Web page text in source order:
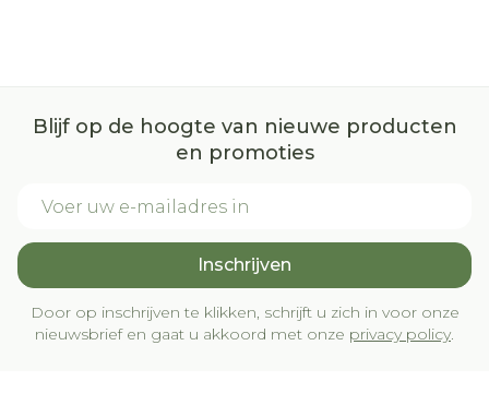
Blijf op de hoogte van nieuwe producten
en promoties
Inschrijven
Door op inschrijven te klikken, schrijft u zich in voor onze
nieuwsbrief en gaat u akkoord met onze privacy policy.